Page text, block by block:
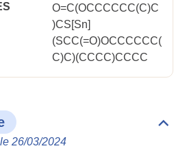
O=C(OCCCCCC(C)C
)CS[Sn]
(SCC(=O)OCCCCCC(
C)C)(CCCC)CCCC
26/03/2024